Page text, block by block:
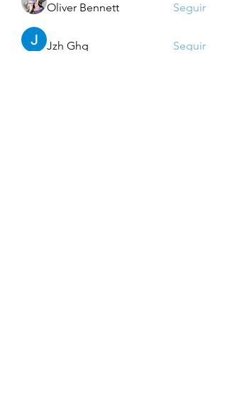
Oliver Bennett Seguir
Jzh Ghg
Seguir